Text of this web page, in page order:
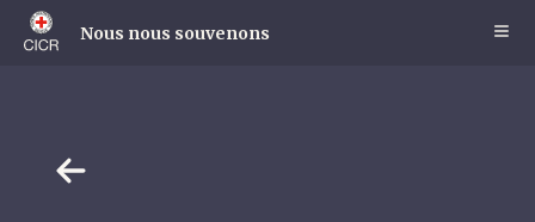
Skip
main
Nous nous souvenons